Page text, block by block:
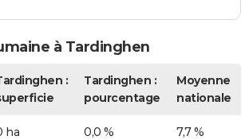
à Tardinghen
:
Tardinghen :
pourcentage
Moyenne
nationale
ha 0,0 % 7,7 %